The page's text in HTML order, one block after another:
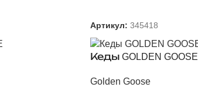
Артикул: 345418
Кеды GOLDEN GOOSE
Golden Goose